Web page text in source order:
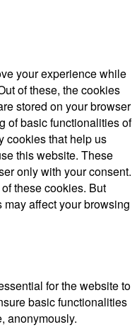
your experience while
of these, the cookies
stored on your browser
of basic functionalities of
cookies that help us
this website. These
only with your consent.
these cookies. But
affect your browsing
for the website to
basic functionalities
anonymously.